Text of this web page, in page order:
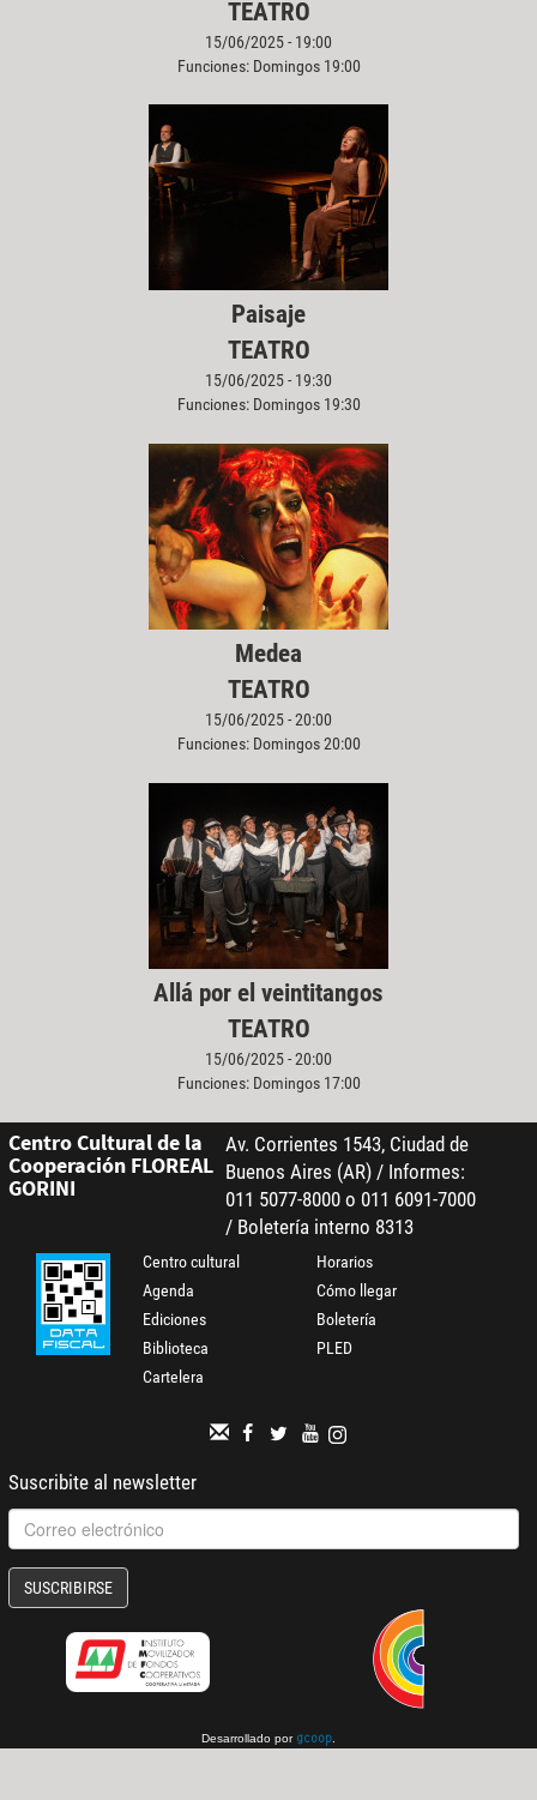
TEATRO
15/06/2025 - 19:00
Funciones: Domingos 19:00
Paisaje
TEATRO
15/06/2025 - 19:30
Funciones: Domingos 19:30
Medea
TEATRO
15/06/2025 - 20:00
Funciones: Domingos 20:00
Allá por el veintitangos
TEATRO
15/06/2025 - 20:00
Funciones: Domingos 17:00
Centro Cultural de la
Cooperación FLOREAL
GORINI
Av. Corrientes 1543, Ciudad de
Buenos Aires (AR) / Informes:
011 5077-8000 o 011 6091-7000
/ Boletería interno 8313
Centro cultural
Agenda
Ediciones
Biblioteca
Cartelera
Horarios
Cómo llegar
Boletería
PLED
Suscribite al newsletter
SUSCRIBIRSE
Desarrollado por gcoop